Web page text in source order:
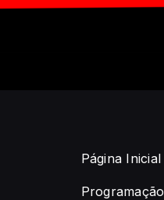
Página Inicial
Programação